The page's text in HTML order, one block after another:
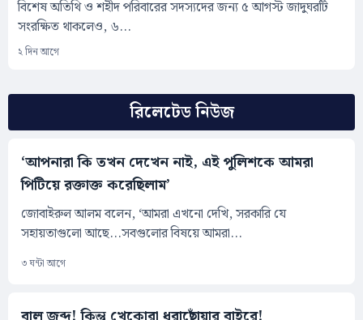
রিলেটেড নিউজ
‘আপনারা কি তখন দেখেন নাই, এই পুলিশকে আমরা
পিটিয়ে রক্তাক্ত করেছিলাম’
জোবাইরুল আলম বলেন, ‘আমরা এখনো দেখি, সরকারি যে
সহায়তাগুলো আছে...সবগুলোর বিষয়ে আমরা...
৩ ঘন্টা আগে
বিশেষ অতিথি ও শহীদ পরিবারের সদস্যদের জন্য ৫ আগস্ট জাদুঘরটি
সংরক্ষিত থাকলেও, ৬...
২ দিন আগে